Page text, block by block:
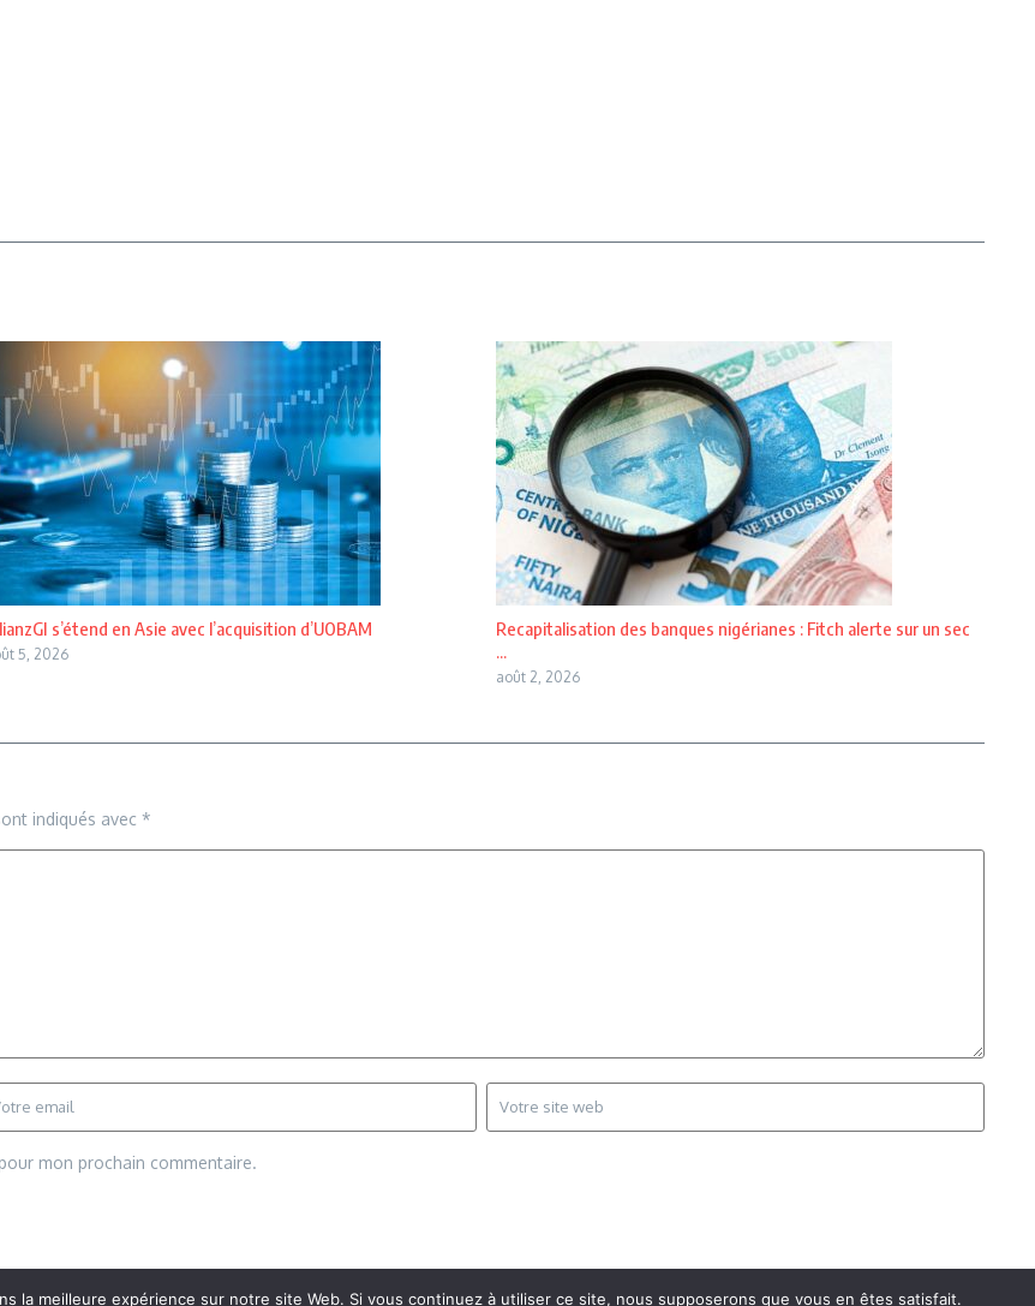
s’étend en Asie avec l’acquisition d’UOBAM
5, 2026
Recapitalisation des banques nigérianes : Fitch alerte sur un sec
...
août 2, 2026
indiqués avec *
mon prochain commentaire.
la meilleure expérience sur notre site Web. Si vous continuez à utiliser ce site, nous supposerons que vous en êtes satisfait.